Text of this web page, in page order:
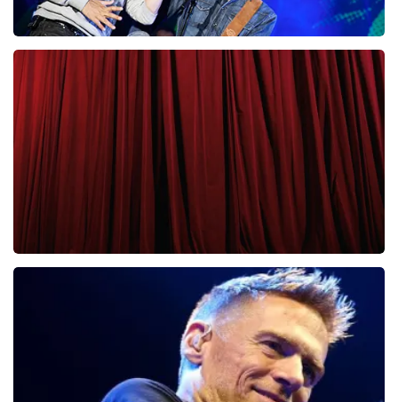
Clouseau
65